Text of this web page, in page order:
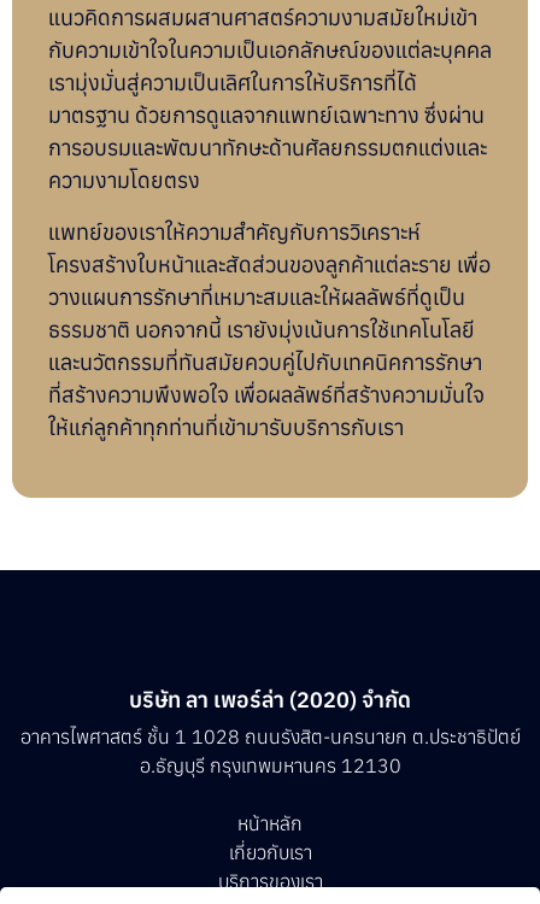
แนวคิดการผสมผสานศาสตร์ความงามสมัยใหม่เข้า
กับความเข้าใจในความเป็นเอกลักษณ์ของแต่ละบุคคล
เรามุ่งมั่นสู่ความเป็นเลิศในการให้บริการที่ได้
มาตรฐาน ด้วยการดูแลจากแพทย์เฉพาะทาง ซึ่งผ่าน
การอบรมและพัฒนาทักษะด้านศัลยกรรมตกแต่งและ
ความงามโดยตรง
แพทย์ของเราให้ความสำคัญกับการวิเคราะห์
โครงสร้างใบหน้าและสัดส่วนของลูกค้าแต่ละราย เพื่อ
วางแผนการรักษาที่เหมาะสมและให้ผลลัพธ์ที่ดูเป็น
ธรรมชาติ นอกจากนี้ เรายังมุ่งเน้นการใช้เทคโนโลยี
และนวัตกรรมที่ทันสมัยควบคู่ไปกับเทคนิคการรักษา
ที่สร้างความพึงพอใจ เพื่อผลลัพธ์ที่สร้างความมั่นใจ
ให้แก่ลูกค้าทุกท่านที่เข้ามารับบริการกับเรา
บริษัท ลา เพอร์ล่า (2020) จำกัด
อาคารไพศาสตร์ ชั้น 1 1028 ถนนรังสิต-นครนายก ต.ประชาธิปัตย์
อ.ธัญบุรี กรุงเทพมหานคร 12130
หน้าหลัก
เกี่ยวกับเรา
บริการของเรา